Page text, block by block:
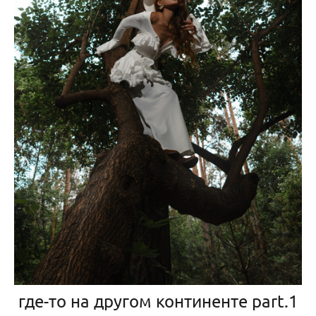
где-то на другом континенте part.1